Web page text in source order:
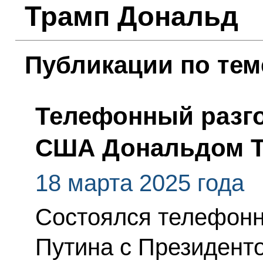
Трамп Дональд
Публикации по
Телефонный
США Дональдом
18 марта 2025 года
Состоялся
Путина с